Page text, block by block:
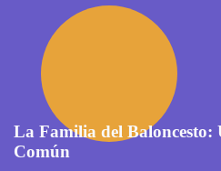
La Familia del Baloncesto:
Común